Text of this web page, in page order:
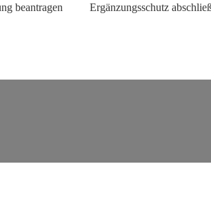
beantragen Ergänzungsschutz